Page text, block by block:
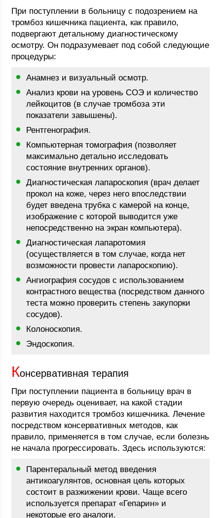
При поступлении в больницу с подозрением на
тромбоз кишечника пациента, как правило,
подвергают детальному диагностическому
осмотру. Он подразумевает под собой следующие
процедуры:
Анамнез и визуальный осмотр.
Анализ крови на уровень СОЭ и количество
лейкоцитов (в случае тромбоза эти
показатели завышены).
Рентгенография.
Компьютерная томография (позволяет
максимально детально исследовать
состояние внутренних органов).
Диагностическая лапароскопия (врач делает
прокол на коже, через него впоследствии
будет введена трубка с камерой на конце,
изображение с которой выводится уже
непосредственно на экран компьютера).
Диагностическая лапаротомия
(осуществляется в том случае, когда нет
возможности провести лапароскопию).
Ангиография сосудов с использованием
контрастного вещества (посредством данного
теста можно проверить степень закупорки
сосудов).
Колоноскопия.
Эндоскопия.
Консервативная терапия
При поступлении пациента в больницу врач в
первую очередь оценивает, на какой стадии
развития находится тромбоз кишечника. Лечение
посредством консервативных методов, как
правило, применяется в том случае, если болезнь
не начала прогрессировать. Здесь используются:
Парентеральный метод введения
антикоагулянтов, основная цель которых
состоит в разжижении крови. Чаще всего
используется препарат «Гепарин» и
некоторые его аналоги.